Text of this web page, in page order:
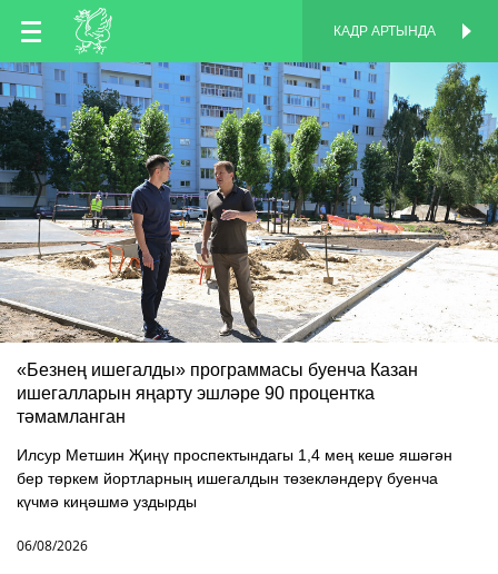
TT
EN
RU
КАДР АРТЫНДА
«Безнең ишегалды» программасы буенча Казан
ишегалларын яңарту эшләре 90 процентка
тәмамланган
Илсур Метшин Җиңү проспектындагы 1,4 мең кеше яшәгән
бер төркем йортларның ишегалдын төзекләндерү буенча
күчмә киңәшмә уздырды
06/08/2026
КАДР АРТЫНДА